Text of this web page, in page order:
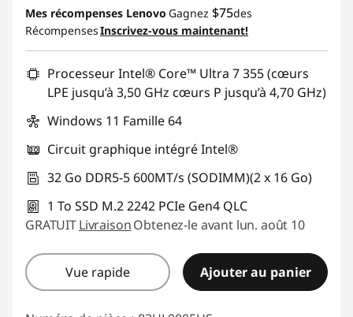
Mes récompenses Lenovo Gagnez $75des
RécompensesInscrivez-vous maintenant!
Processeur Intel® Core™ Ultra 7 355 (cœurs
LPE jusqu’à 3,50 GHz cœurs P jusqu’à 4,70 GHz)
Windows 11 Famille 64
Circuit graphique intégré Intel®
32 Go DDR5-5 600MT/s (SODIMM)(2 x 16 Go)
1 To SSD M.2 2242 PCIe Gen4 QLC
GRATUITLivraisonObtenez-le avant lun. août 10
Vue rapide Ajouter au panier